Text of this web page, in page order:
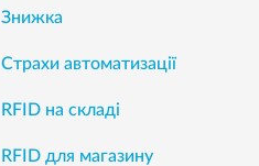
Знижка
Страхи автоматизації
RFID на складі
RFID для магазину